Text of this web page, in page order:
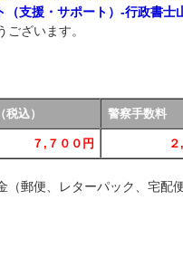
支援・サポート）‐行政書士
ございます。
税込） 警察手数料
７,７００円
郵便、レターパック、宅配